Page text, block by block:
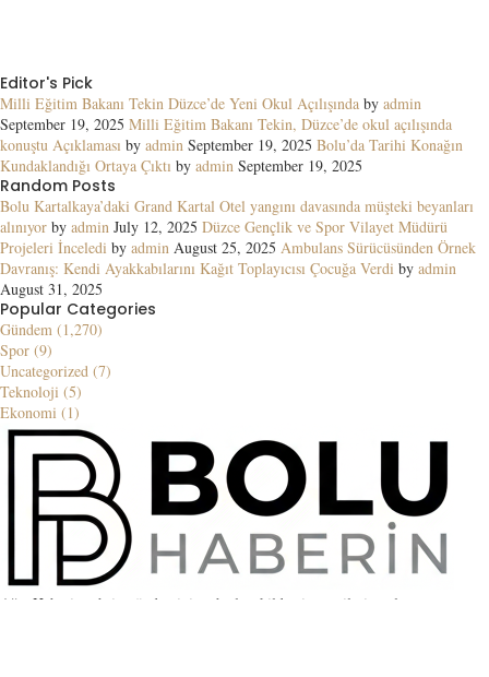
Editor's Pick
Milli Eğitim Bakanı Tekin Düzce’de Yeni Okul Açılışında by admin
September 19, 2025 Milli Eğitim Bakanı Tekin, Düzce’de okul açılışında
konuştu Açıklaması by admin September 19, 2025 Bolu’da Tarihi Konağın
Kundaklandığı Ortaya Çıktı by admin September 19, 2025
Random Posts
Bolu Kartalkaya’daki Grand Kartal Otel yangını davasında müşteki beyanları
alınıyor by admin July 12, 2025 Düzce Gençlik ve Spor Vilayet Müdürü
Projeleri İnceledi by admin August 25, 2025 Ambulans Sürücüsünden Örnek
Davranış: Kendi Ayakkabılarını Kağıt Toplayıcısı Çocuğa Verdi by admin
August 31, 2025
Popular Categories
Gündem (1,270)
Spor (9)
Uncategorized (7)
Teknoloji (5)
Ekonomi (1)
Ağrı Haberin şehrin gündemini en hızlı şekilde ziyaretçilerine ulaştıran